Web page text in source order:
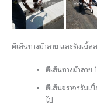
ตีเส้นทางม้าลาย และรัมเบิ้
ตีเส้นทางม้าลาย
ตีเส้นจราจรรัมเ
ไป